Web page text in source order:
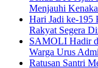
Menjauhi
Hari Jadi ke-195
Rakyat Segera
SAMOLI Hadir
Warga Urus
Ratusan Santri